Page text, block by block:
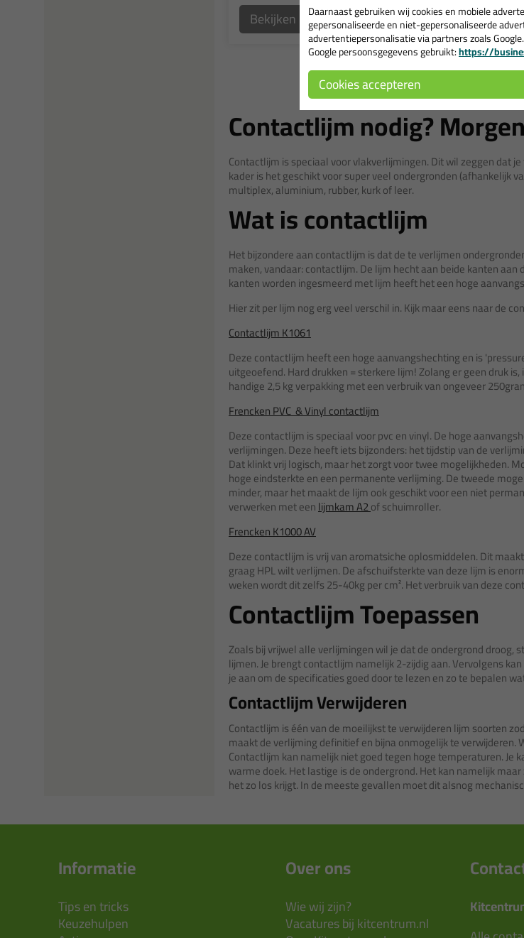
Bekijken Bekijken
Contactlijm nodig?
Contactlijm is speciaal voor vlakverlijmingen. Dit wil zeggen dat
kader is het geschikt voor super veel ondergronden (afhankelijk
multiplex, aluminium, rubber, kurk of leer.
Wat is contactlijm
Het bijzondere aan contactlijm is dat de te verlijmen
maken, vandaar: contactlijm. De lijm hecht aan beide kanten
kanten worden ingesmeerd met lijm heeft het een hoge
Hier zit per lijm nog erg veel verschil in. Kijk maar eens naar de
Contactlijm K1061
Deze contactlijm heeft een hoge aanvangshechting en is
uitgeoefend. Hard drukken = sterkere lijm! Zolang er geen druk
handige 2,5 kg verpakking met een verbruik van ongeveer
Frencken PVC & Vinyl contactlijm
Deze contactlijm is speciaal voor pvc en vinyl. De hoge
verlijmingen. Deze heeft iets bijzonders: het tijdstip van de
Dat klinkt vrij logisch, maar het zorgt voor twee mogelijkheden.
hoge eindsterkte en een permanente verlijming. De tweede
minder, maar het maakt de lijm ook geschikt voor een niet
verwerken met eenlijmkam A2of schuimroller.
Frencken K1000 AV
Deze contactlijm is vrij van aromatsiche oplosmiddelen. Dit
graag HPL wilt verlijmen. De afschuifsterkte van deze lijm is
weken wordt dit zelfs 25-40kg per cm². Het verbruik van deze
Contactlijm Toepassen
Zoals bij vrijwel alle verlijmingen wil je dat de ondergrond
lijmen. Je brengt contactlijm namelijk 2-zijdig aan. Vervolgens
je aan om de specificaties goed door te lezen en zo te bepalen
Contactlijm Verwijderen
Contactlijm is één van de moeilijkst te verwijderen lijm soorten
maakt de verlijming definitief en bijna onmogelijk te verwijderen.
Contactlijm kan namelijk niet goed tegen hoge temperaturen.
warme doek. Het lastige is de ondergrond. Het kan namelijk
het zo los krijgt. In de meeste gevallen moet dit alsnog
Informatie
Tips en tricks
Keuzehulpen
Over ons
Wie wij zijn?
Vacatures bij kitcentrum.nl
Daarnaast gebruiken wij cookies en mobiele
gepersonaliseerde en niet-gepersonaliseerde
advertentiepersonalisatie via partners zoals
Google persoonsgegevens gebruikt:https://
Cookies accepteren